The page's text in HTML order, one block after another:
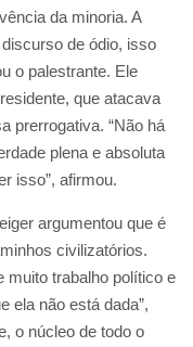
da minoria. A
de ódio, isso
o palestrante. Ele
que atacava
prerrogativa. “Não há
plena e absoluta
isso”, afirmou.
argumentou que é
civilizatórios.
muito trabalho político e
ela não está dada”,
o núcleo de todo o